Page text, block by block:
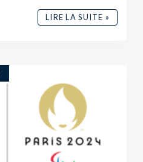
LIRE LA SUITE »